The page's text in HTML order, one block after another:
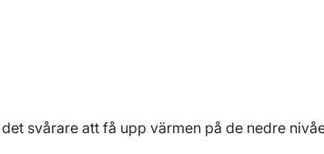
svårare att få upp värmen på de nedre